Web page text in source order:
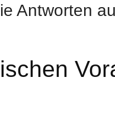
Antworten